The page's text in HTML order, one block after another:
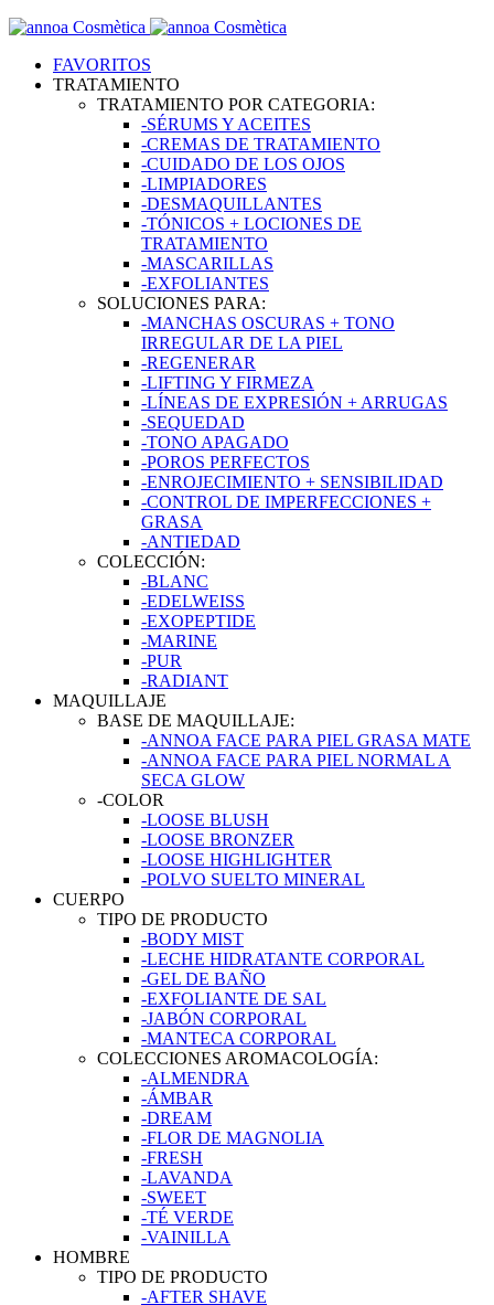
FAVORITOS
TRATAMIENTO
TRATAMIENTO POR CATEGORIA:
-SÉRUMS Y ACEITES
-CREMAS DE TRATAMIENTO
-CUIDADO DE LOS OJOS
-LIMPIADORES
-DESMAQUILLANTES
-TÓNICOS + LOCIONES DE
TRATAMIENTO
-MASCARILLAS
-EXFOLIANTES
SOLUCIONES PARA:
-MANCHAS OSCURAS + TONO
IRREGULAR DE LA PIEL
-REGENERAR
-LIFTING Y FIRMEZA
-LÍNEAS DE EXPRESIÓN + ARRUGAS
-SEQUEDAD
-TONO APAGADO
-POROS PERFECTOS
-ENROJECIMIENTO + SENSIBILIDAD
-CONTROL DE IMPERFECCIONES +
GRASA
-ANTIEDAD
COLECCIÓN:
-BLANC
-EDELWEISS
-EXOPEPTIDE
-MARINE
-PUR
-RADIANT
MAQUILLAJE
BASE DE MAQUILLAJE:
-ANNOA FACE PARA PIEL GRASA MATE
-ANNOA FACE PARA PIEL NORMAL A
SECA GLOW
-COLOR
-LOOSE BLUSH
-LOOSE BRONZER
-LOOSE HIGHLIGHTER
-POLVO SUELTO MINERAL
CUERPO
TIPO DE PRODUCTO
-BODY MIST
-LECHE HIDRATANTE CORPORAL
-GEL DE BAÑO
-EXFOLIANTE DE SAL
-JABÓN CORPORAL
-MANTECA CORPORAL
COLECCIONES AROMACOLOGÍA:
-ALMENDRA
-ÁMBAR
-DREAM
-FLOR DE MAGNOLIA
-FRESH
-LAVANDA
-SWEET
-TÉ VERDE
-VAINILLA
HOMBRE
TIPO DE PRODUCTO
-AFTER SHAVE